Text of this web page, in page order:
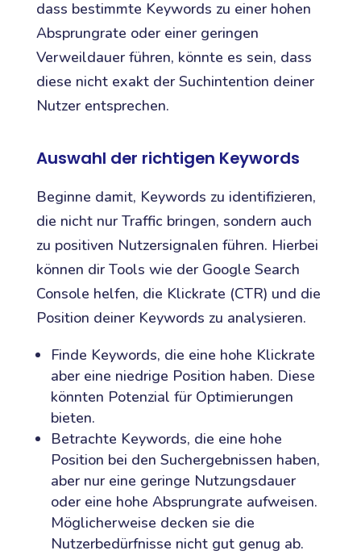
dass bestimmte Keywords zu einer hohen
Absprungrate oder einer geringen
Verweildauer führen, könnte es sein, dass
diese nicht exakt der Suchintention deiner
Nutzer entsprechen.
Auswahl der richtigen Keywords
Beginne damit, Keywords zu identifizieren,
die nicht nur Traffic bringen, sondern auch
zu positiven Nutzersignalen führen. Hierbei
können dir Tools wie der Google Search
Console helfen, die Klickrate (CTR) und die
Position deiner Keywords zu analysieren.
Finde Keywords, die eine hohe Klickrate
aber eine niedrige Position haben. Diese
könnten Potenzial für Optimierungen
bieten.
Betrachte Keywords, die eine hohe
Position bei den Suchergebnissen haben,
aber nur eine geringe Nutzungsdauer
oder eine hohe Absprungrate aufweisen.
Möglicherweise decken sie die
Nutzerbedürfnisse nicht gut genug ab.